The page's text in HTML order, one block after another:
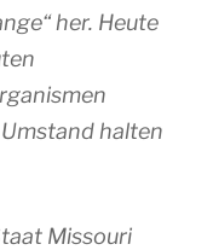
her. Heute
halten
Missouri